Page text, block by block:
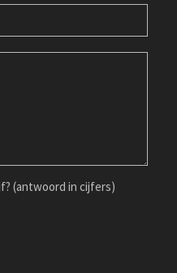
(antwoord in cijfers)